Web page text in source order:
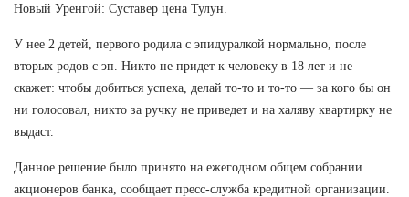
Новый Уренгой: Суставер цена Тулун.
У нее 2 детей, первого родила с эпидуралкой нормально, после
вторых родов с эп. Никто не придет к человеку в 18 лет и не
скажет: чтобы добиться успеха, делай то-то и то-то — за кого бы он
ни голосовал, никто за ручку не приведет и на халяву квартирку не
выдаст.
Данное решение было принято на ежегодном общем собрании
акционеров банка, сообщает пресс-служба кредитной организации.